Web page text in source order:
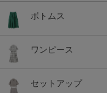
ボトムス
ワンピース
セットアップ